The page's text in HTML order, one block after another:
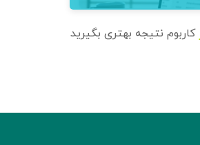
کاربوم نتیجه بهتری بگیرید